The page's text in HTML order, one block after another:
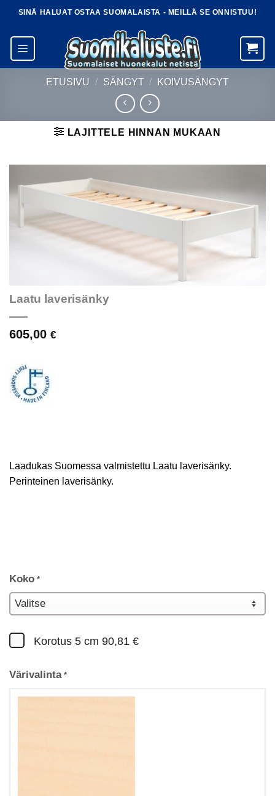
Skip
content
SINÄ HALUAT OSTAA SUOMALAISTA - MEILLÄ SE ONNISTUU!
ETUSIVU / SÄNGYT / KOIVUSÄNGYT
LAJITTELE HINNAN MUKAAN
Laatu laverisänky
605,00 €
Laadukas Suomessa valmistettu Laatu laverisänky.
Perinteinen laverisänky.
Koko *
Korotus 5 cm 90,81 €
Värivalinta*